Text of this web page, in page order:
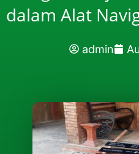
dalam Alat
admin